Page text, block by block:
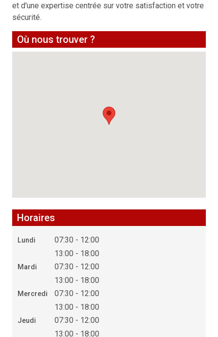
et d'une expertise centrée sur votre satisfaction et votre
sécurité.
Où nous trouver ?
Horaires
Lundi
07:30 - 12:00
13:00 - 18:00
Mardi
07:30 - 12:00
13:00 - 18:00
Mercredi
07:30 - 12:00
13:00 - 18:00
Jeudi
07:30 - 12:00
13:00 - 18:00